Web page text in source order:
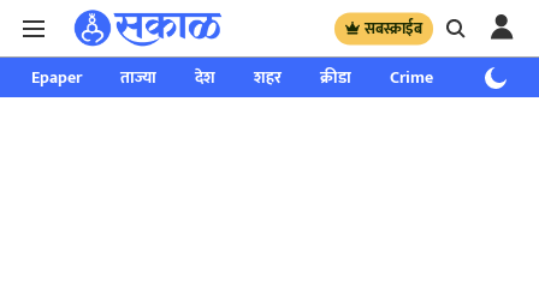
सबस्क्राईब
Epaper ताज्या देश शहर क्रीडा Crime साप्ताहिक